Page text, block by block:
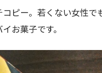
ピー。若くない女性
お菓子です。